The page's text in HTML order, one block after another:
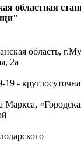
областная
область,
2а
19 -
Маркса,